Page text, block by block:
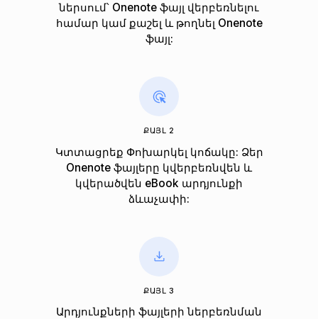
ներսում՝ Onenote ֆայլ վերբեռնելու
համար կամ քաշել և թողնել Onenote
ֆայլ:
ՔԱՅԼ 2
Կտտացրեք Փոխարկել կոճակը: Ձեր
Onenote ֆայլերը կվերբեռնվեն և
կվերածվեն eBook արդյունքի
ձևաչափի:
ՔԱՅԼ 3
Արդյունքների ֆայլերի ներբեռնման